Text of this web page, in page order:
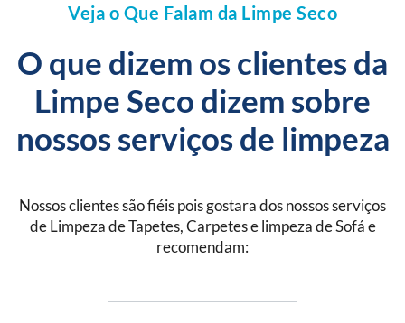
Veja o Que Falam da Limpe Seco
O que dizem os clientes da
Limpe Seco dizem sobre
nossos serviços de limpeza
Nossos clientes são fiéis pois gostara dos nossos serviços
de Limpeza de Tapetes, Carpetes e limpeza de Sofá e
recomendam: